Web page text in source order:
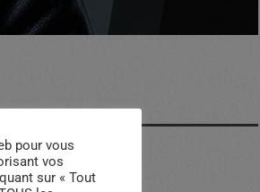
pour vous
vos
sur « Tout